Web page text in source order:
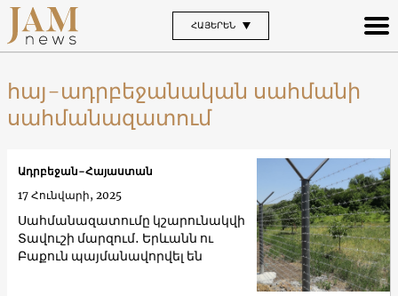
ՀԱՅԵՐԵՆ
հայ-ադրբեջանական սահմանի
սահմանազատում
Սահմանազատումը կշարունակվի
Տավուշի մարզում․ Երևանն ու
Բաքուն պայմանավորվել են
Ադրբեջան-Հայաստան
17 Հունվարի, 2025